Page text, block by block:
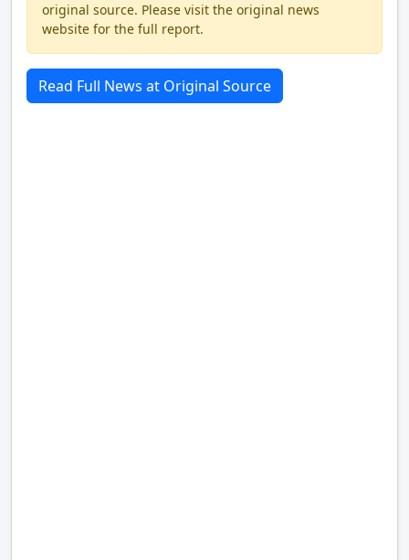
original source. Please visit the original news
website for the full report.
Read Full News at Original Source